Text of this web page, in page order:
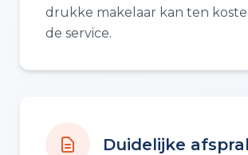
drukke makelaar kan ten koste
de service.
Duidelijke